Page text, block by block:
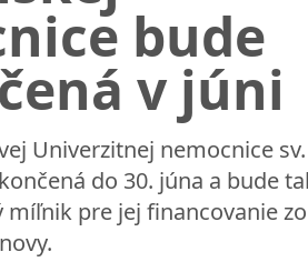
bude
v júni
Univerzitnej nemocnice sv.
do 30. júna a bude
míľnik pre jej financovanie zo